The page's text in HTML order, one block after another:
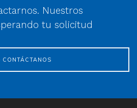
Nuestros
tu solicitud
CONTÁCTANOS